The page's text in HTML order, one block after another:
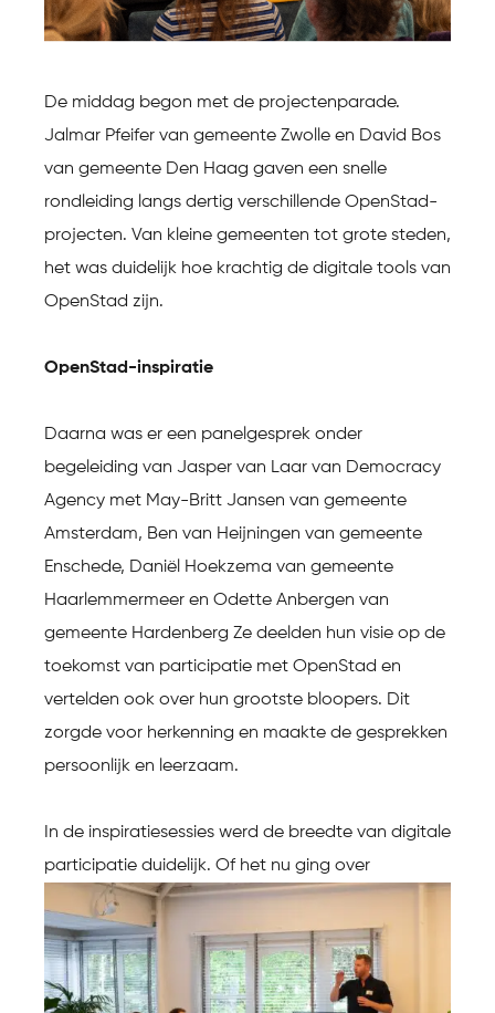
De middag begon met de projectenparade.
Jalmar Pfeifer van gemeente Zwolle en David Bos
van gemeente Den Haag gaven een snelle
rondleiding langs dertig verschillende OpenStad-
projecten. Van kleine gemeenten tot grote steden,
het was duidelijk hoe krachtig de digitale tools van
OpenStad zijn.
OpenStad-inspiratie
Daarna was er een panelgesprek onder
begeleiding van Jasper van Laar van Democracy
Agency met May-Britt Jansen van gemeente
Amsterdam, Ben van Heijningen van gemeente
Enschede, Daniël Hoekzema van gemeente
Haarlemmermeer en Odette Anbergen van
gemeente Hardenberg Ze deelden hun visie op de
toekomst van participatie met OpenStad en
vertelden ook over hun grootste bloopers. Dit
zorgde voor herkenning en maakte de gesprekken
persoonlijk en leerzaam.
In de inspiratiesessies werd de breedte van digitale
participatie duidelijk. Of het nu ging over